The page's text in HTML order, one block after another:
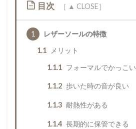
目次
1
レザーソールの特徴
1.1
メリット
1.1.1 フォーマルでかっこ
1.1.2 歩いた時の音が良い
1.1.3 耐熱性がある
1.1.4 長期的に保管できる